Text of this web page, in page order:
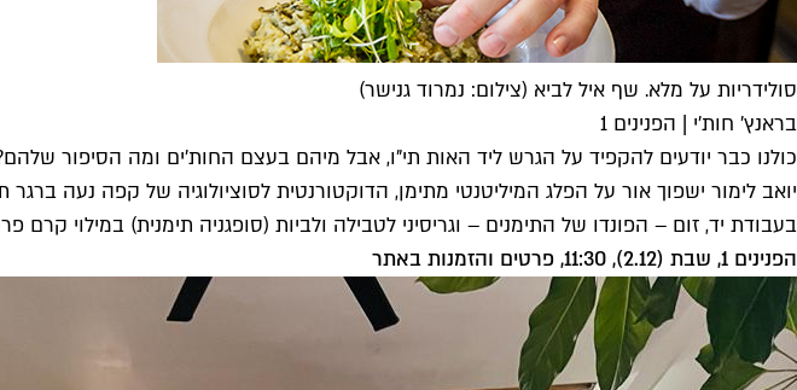
סולידריות על מלא. שף איל לביא (צילום: נמרוד גנישר)
בראנץ' חות'י | הפנינים 1
יואב לימור ישפוך אור על הפלג המיליטנטי מתימן, הדוקטורנטית לסוציולוגיה של קפה נעה
בעבודת יד, זום – הפונדו של התימנים – וגריסיני לטבילה ולביות (סופגניה תימנית) במילוי קרם פרש
הפנינים 1, שבת (2.12), 11:30, פרטים והזמנות ב
אתר